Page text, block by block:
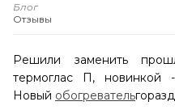
Блог
Отзывы
Решили заменить
термоглас П, новинкой
Новый обогреватель